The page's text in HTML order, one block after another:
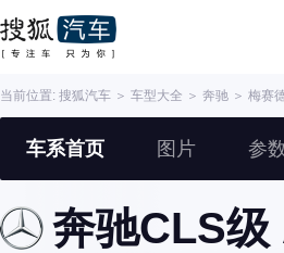
当前位置: 搜狐汽车 ＞ 车型大全 ＞ 奔驰 ＞ 梅赛
车系首页 图片 参
奔驰CLS级